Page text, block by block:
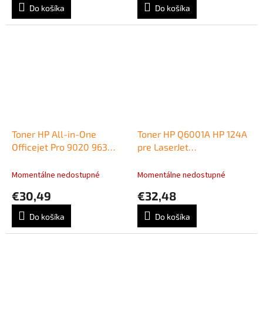
Do košíka Do košíka
Toner HP All-in-One
Officejet Pro 9020 963
Momentálne nedostupné
€30,49
Do košíka
Toner HP Q6001A HP 124A
pre LaserJet
(2.000 str.)
Momentálne nedostupné
€32,48
Do košíka